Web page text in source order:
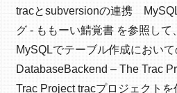
tracとsubversionの連携
グ - ももーい鯖覚書 を参照して
MySQLでテーブル作成におい
DatabaseBackend – The Trac
Trac Project tracプロジェクト